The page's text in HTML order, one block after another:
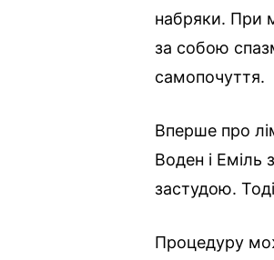
набряки. При
за собою
самопочуття.
Вперше про
Воден і Еміль
застудою.
Процедуру